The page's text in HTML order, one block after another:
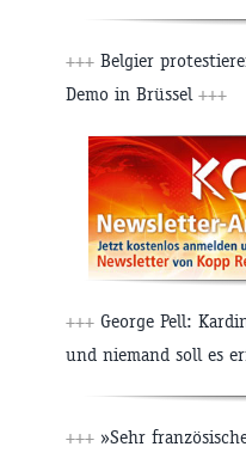
+++ Belgier
Demo in Brüssel +++
+++ George Pell:
und niemand soll es
+++ »Sehr